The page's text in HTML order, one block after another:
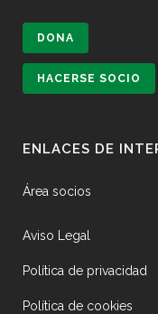
DONA
HACERSE SOCIO
ENLACES DE
Área socios
Aviso Legal
Política de privacidad
Política de cookies